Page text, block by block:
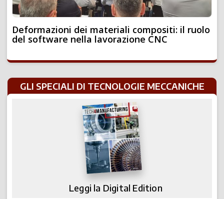
Deformazioni dei materiali compositi: il ruolo
del software nella lavorazione CNC
GLI SPECIALI DI TECNOLOGIE MECCANICHE
Leggi la Digital Edition